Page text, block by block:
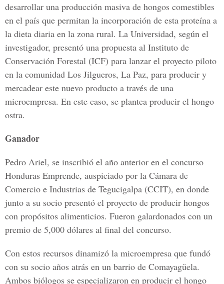
desarrollar una producción masiva de hongos comestibles
en el país que permitan la incorporación de esta proteína a
la dieta diaria en la zona rural. La Universidad, según el
investigador, presentó una propuesta al Instituto de
Conservación Forestal (ICF) para lanzar el proyecto piloto
en la comunidad Los Jilgueros, La Paz, para producir y
mercadear este nuevo producto a través de una
microempresa. En este caso, se plantea producir el hongo
ostra.
Ganador
Pedro Ariel, se inscribió el año anterior en el concurso
Honduras Emprende, auspiciado por la Cámara de
Comercio e Industrias de Tegucigalpa (CCIT), en donde
junto a su socio presentó el proyecto de producir hongos
con propósitos alimenticios. Fueron galardonados con un
premio de 5,000 dólares al final del concurso.
Con estos recursos dinamizó la microempresa que fundó
con su socio años atrás en un barrio de Comayagüela.
Ambos biólogos se especializaron en producir el hongo